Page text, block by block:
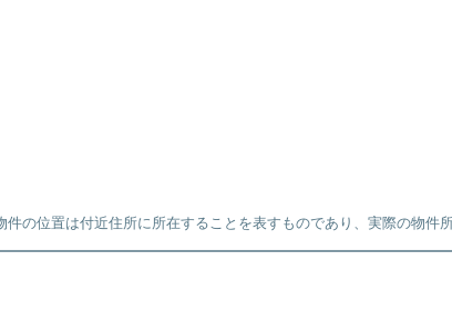
の位置は付近住所に所在することを表すものであり、実際の物件